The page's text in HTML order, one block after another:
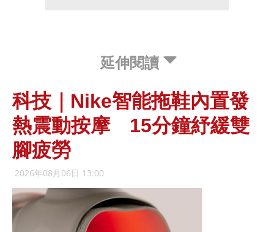
延伸閱讀
科技｜Nike智能拖鞋內置發
熱震動按摩 15分鐘紓緩雙
腳疲勞
2026年08月06日 13:00